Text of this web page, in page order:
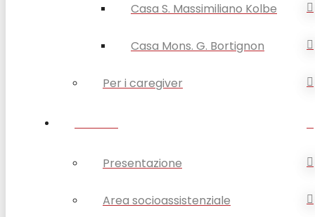
Casa S. Massimiliano Kolbe
Casa Mons. G. Bortignon
Per i caregiver
Presentazione
Area socioassistenziale